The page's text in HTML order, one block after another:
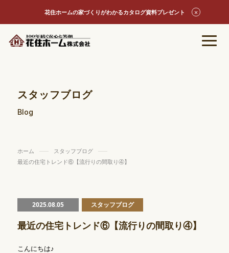
花住ホームの家づくりがわかるカタログ資料プレゼント
スタッフブログ
Blog
ホーム
スタッフブログ
最近の住宅トレンド⑥【流行りの間取り④】
2025.08.05 スタッフブログ
最近の住宅トレンド⑥【流行りの間取り④】
こんにちは♪